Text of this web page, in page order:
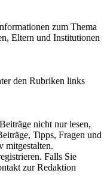
zum Thema
Eltern und Institutionen
den Rubriken links
nicht nur lesen,
Tipps, Fragen und
mitgestalten.
Falls Sie
zur Redaktion